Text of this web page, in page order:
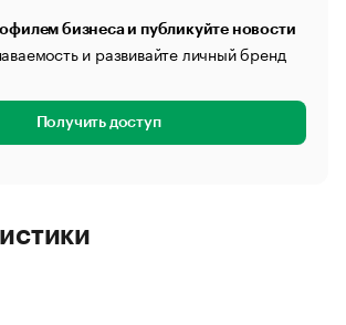
бизнеса и публикуйте новости
и развивайте личный бренд
Получить доступ